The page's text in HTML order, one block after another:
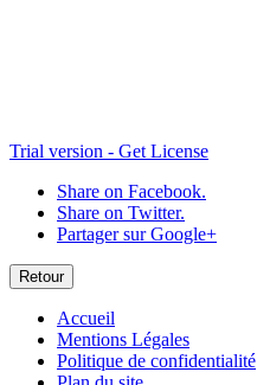
Trial version - Get License
Share on Facebook.
Share on Twitter.
Partager sur Google+
Retour
Accueil
Mentions Légales
Politique de confidentialité